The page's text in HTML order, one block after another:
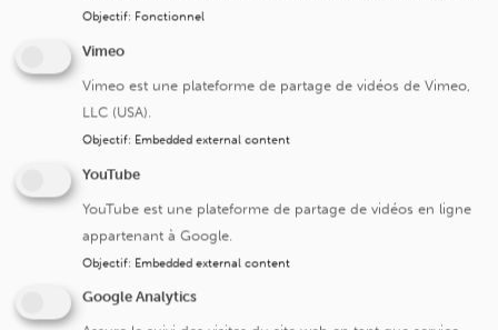
Cliniques universitaires Saint-Luc
Avenue Hippocrate 10
1200 Bruxelles
+32 2 764 11 11
Fax. +32 2 764 37 03
N° d'entreprise: 0416.885.016
Objectif: Fonctionnel
Vimeo
Vimeo est une plateforme de partage de vidéos de Vimeo,
LLC (USA).
Objectif: Embedded external content
YouTube
YouTube est une plateforme de partage de vidéos en ligne
appartenant à Google.
Objectif: Embedded external content
Google Analytics